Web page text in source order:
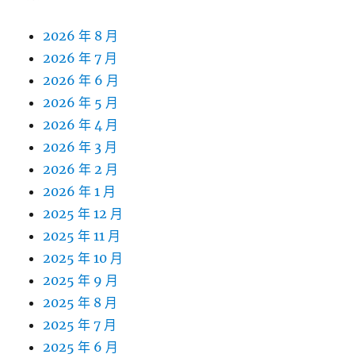
2026 年 8 月
2026 年 7 月
2026 年 6 月
2026 年 5 月
2026 年 4 月
2026 年 3 月
2026 年 2 月
2026 年 1 月
2025 年 12 月
2025 年 11 月
2025 年 10 月
2025 年 9 月
2025 年 8 月
2025 年 7 月
2025 年 6 月